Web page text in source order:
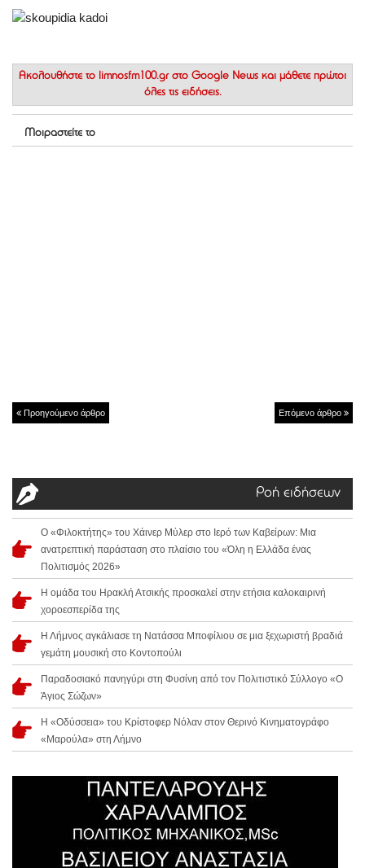
Ακολουθήστε το limnosfm100.gr στο Google News και μάθετε πρώτοι
όλες τις ειδήσεις.
Μοιραστείτε το
Προηγούμενο άρθρο Επόμενο άρθρο
Ροή ειδήσεων
Ο «Φιλοκτήτης» του Χάινερ Μύλερ στο Ιερό των Καβείρων: Μια
ανατρεπτική παράσταση στο πλαίσιο του «Όλη η Ελλάδα ένας
Πολιτισμός 2026»
Η ομάδα του Ηρακλή Ατσικής προσκαλεί στην ετήσια καλοκαιρινή
χοροεσπερίδα της
Η Λήμνος αγκάλιασε τη Νατάσσα Μποφίλιου σε μια ξεχωριστή βραδιά
γεμάτη μουσική στο Κοντοπούλι
Παραδοσιακό πανηγύρι στη Φυσίνη από τον Πολιτιστικό Σύλλογο «Ο
Άγιος Σώζων»
Η «Οδύσσεια» του Κρίστοφερ Νόλαν στον Θερινό Κινηματογράφο
«Μαρούλα» στη Λήμνο